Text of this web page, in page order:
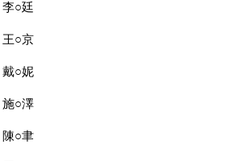
李○廷
王○京
戴○妮
施○澤
陳○聿